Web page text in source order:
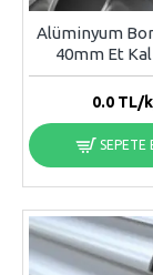
Alüminyum
40mm Et
0.0TL/
SEPETE